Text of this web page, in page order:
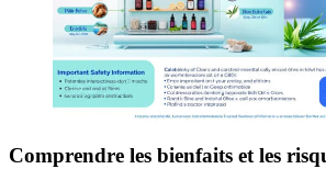
Comprendre les bienfaits et les